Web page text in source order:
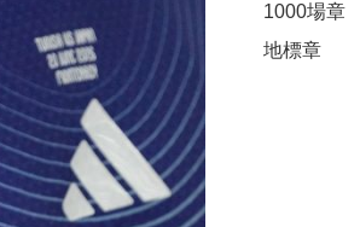
1000場章
地標章